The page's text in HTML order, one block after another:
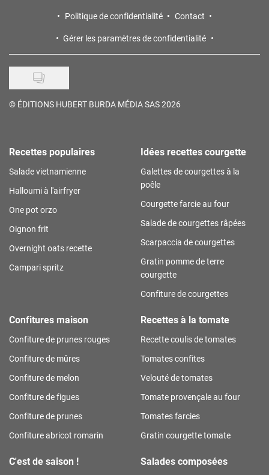
Politique de confidentialité
Contact
Gérer les paramètres de confidentialité
© ÉDITIONS HUBERT BURDA MÉDIA SAS 2026
Recettes populaires
Salade vietnamienne
Halloumi à l'airfryer
One pot orzo
Oignon frit
Overnight oats recette
Campari spritz
Idées recettes courgette
Galettes de courgettes à la
poêle
Courgette farcie au four
Salade de courgettes râpées
Scarpaccia de courgettes
Gratin pomme de terre
courgette
Confiture de courgettes
Confitures maison
Confiture de prunes rouges
Confiture de mûres
Confiture de melon
Confiture de figues
Confiture de prunes
Confiture abricot romarin
Recettes à la tomate
Recette coulis de tomates
Tomates confites
Velouté de tomates
Tomate provençale au four
Tomates farcies
Gratin courgette tomate
C'est de saison ! Salades composées